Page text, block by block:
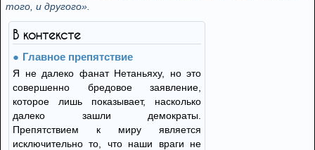
того, и другого».
В контексте
Главное препятствие
Я не далеко фанат Нетаньяху, но это
совершенно бредовое заявление,
которое лишь показывает, насколько
далеко зашли демократы.
Препятствием к миру является
исключительно то, что наши враги не